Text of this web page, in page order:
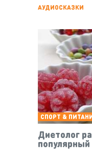
АУДИОСКАЗКИ
СПОРТ &
Диетолог